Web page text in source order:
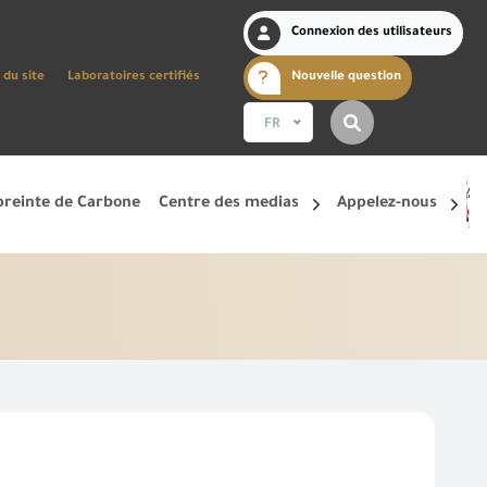
du site Laboratoires certifiés
Connexion des utilisateurs
Nouvelle question
FR
de Carbone Centre des medias Appelez-nous